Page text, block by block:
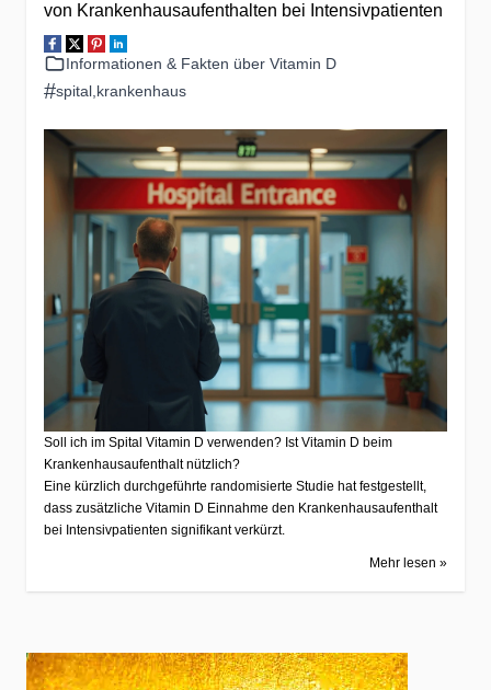
von Krankenhausaufenthalten bei Intensivpatienten
Informationen & Fakten über Vitamin D
#spital krankenhaus
Soll ich im Spital Vitamin D verwenden? Ist Vitamin D beim
Krankenhausaufenthalt nützlich?
Eine kürzlich durchgeführte randomisierte Studie hat festgestellt,
dass zusätzliche Vitamin D Einnahme den Krankenhausaufenthalt
bei Intensivpatienten signifikant verkürzt.
Mehr lesen »